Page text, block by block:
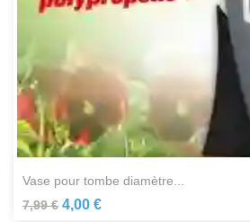
vase pour tombe diamètre...
7,99 € 4,00 €